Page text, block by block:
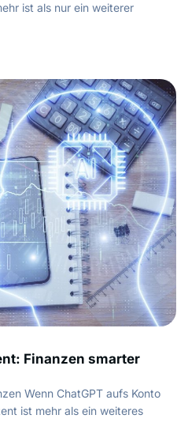
ist als nur ein weiterer
Finanzen smarter
Wenn ChatGPT aufs Konto
ist mehr als ein weiteres